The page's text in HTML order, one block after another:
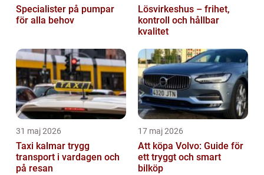
Specialister på pumpar
för alla behov
Lösvirkeshus – frihet,
kontroll och hållbar
kvalitet
31 maj 2026
Taxi kalmar trygg
transport i vardagen och
på resan
17 maj 2026
Att köpa Volvo: Guide för
ett tryggt och smart
bilköp